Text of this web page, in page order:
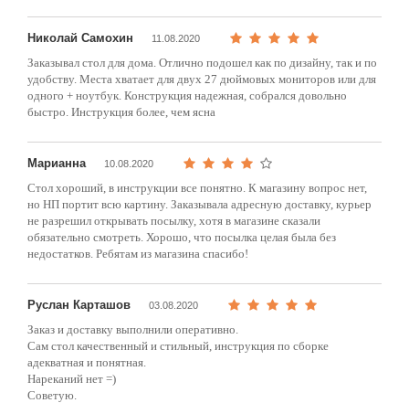
Николай Самохин 11.08.2020
Заказывал стол для дома. Отлично подошел как по дизайну, так и по
удобству. Места хватает для двух 27 дюймовых мониторов или для
одного + ноутбук. Конструкция надежная, собрался довольно
быстро. Инструкция более, чем ясна
Марианна 10.08.2020
Стол хороший, в инструкции все понятно. К магазину вопрос нет,
но НП портит всю картину. Заказывала адресную доставку, курьер
не разрешил открывать посылку, хотя в магазине сказали
обязательно смотреть. Хорошо, что посылка целая была без
недостатков. Ребятам из магазина спасибо!
Руслан Карташов 03.08.2020
Заказ и доставку выполнили оперативно.
Сам стол качественный и стильный, инструкция по сборке
адекватная и понятная.
Нареканий нет =)
Советую.